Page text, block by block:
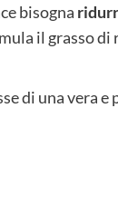
bisogna
il grasso di
di una vera e